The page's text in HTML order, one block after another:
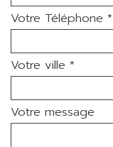
Votre Téléphone *
Votre ville *
Votre message